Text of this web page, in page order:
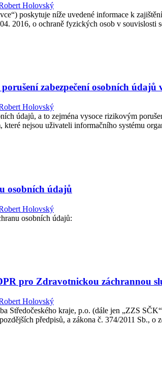
Holovský
poskytuje níže uvedené informace k
2016, o ochraně fyzických osob v souvislosti
zabezpečení osobních
Holovský
údajů, a to zejména vysoce rizikovým
které nejsou uživateli informačního systému
osobních údajů
Holovský
osobních údajů:
pro Zdravotnickou záchrannou
Holovský
Středočeského kraje, p.o. (dále jen „ZZS
předpisů, a zákona č. 374/2011 Sb., o